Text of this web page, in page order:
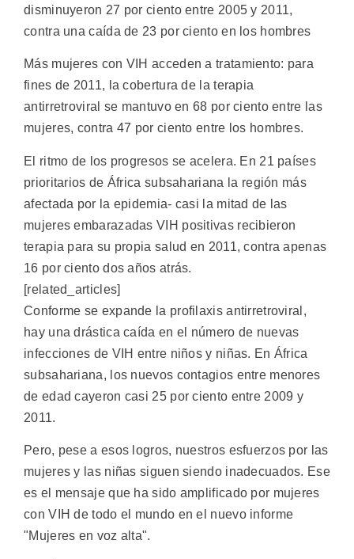
disminuyeron 27 por ciento entre 2005 y 2011,
contra una caída de 23 por ciento en los hombres
Más mujeres con VIH acceden a tratamiento: para
fines de 2011, la cobertura de la terapia
antirretroviral se mantuvo en 68 por ciento entre las
mujeres, contra 47 por ciento entre los hombres.
El ritmo de los progresos se acelera. En 21 países
prioritarios de África subsahariana la región más
afectada por la epidemia- casi la mitad de las
mujeres embarazadas VIH positivas recibieron
terapia para su propia salud en 2011, contra apenas
16 por ciento dos años atrás.
[related_articles]
Conforme se expande la profilaxis antirretroviral,
hay una drástica caída en el número de nuevas
infecciones de VIH entre niños y niñas. En África
subsahariana, los nuevos contagios entre menores
de edad cayeron casi 25 por ciento entre 2009 y
2011.
Pero, pese a esos logros, nuestros esfuerzos por las
mujeres y las niñas siguen siendo inadecuados. Ese
es el mensaje que ha sido amplificado por mujeres
con VIH de todo el mundo en el nuevo informe
"Mujeres en voz alta".